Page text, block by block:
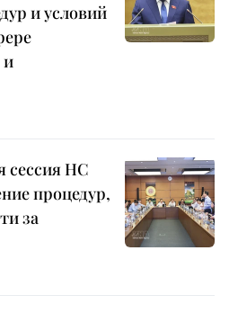
и условий
и
сессия НС
процедур,
за